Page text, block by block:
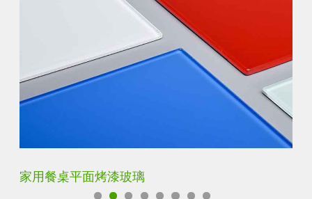
家用餐桌平面烤漆玻璃